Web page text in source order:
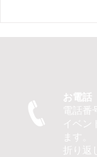
ト ピエロ】
に
お電話
電話番
イベ
ます。
折り